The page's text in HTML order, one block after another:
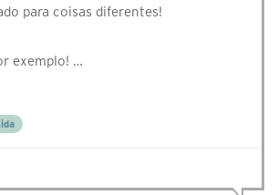
para coisas diferentes!
exemplo! …